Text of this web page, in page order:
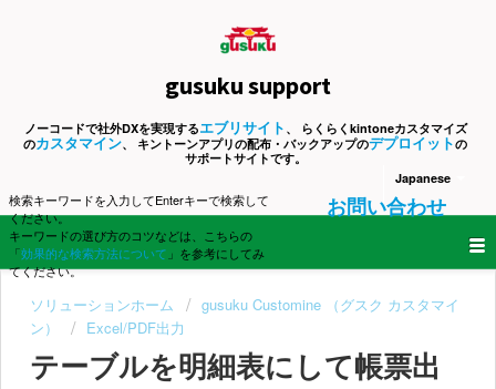
gusuku support
ノーコードで社外DXを実現するエブリサイト 、 らくらくkintoneカスタマイズ
のカスタマイン、 キントーンアプリの配布・バックアップのデプロイットの
サポートサイトです。
Japanese
検索キーワードを入力してEnterキーで検索して
ください。
キーワードの選び方のコツなどは、こちらの
「効果的な検索方法について 」を参考にしてみ
てください。
お問い合わせ
ソリューションホーム
gusuku Customine （グスク カスタマイ
ン）
Excel/PDF出力
テーブルを明細表にして帳票出